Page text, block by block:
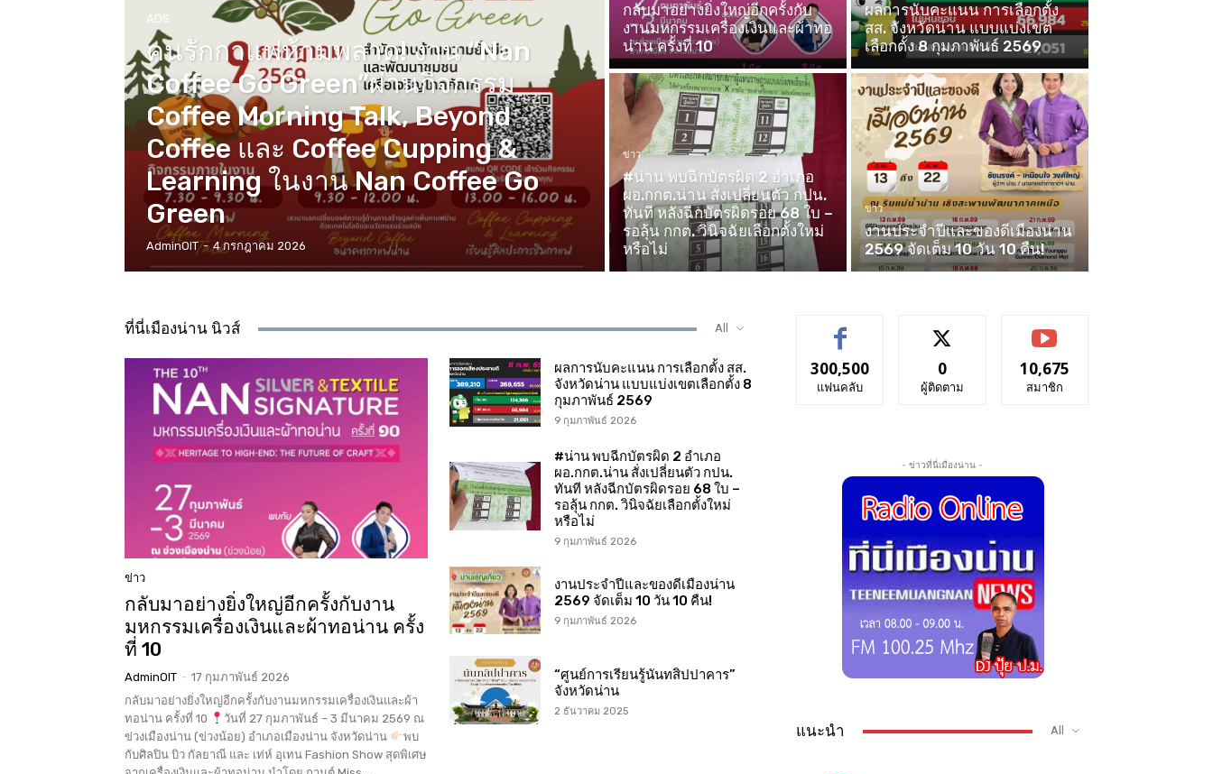
ADS
คนรักกาแฟห้ามพลาด! งาน “Nan
Coffee Go Green”ผ่านกิจกรรม
Coffee Morning Talk, Beyond
Coffee และ Coffee Cupping &
Learning ในงาน Nan Coffee Go
Green
AdminOIT - 4 กรกฎาคม 2026
กลับมาอย่างยิ่งใหญ่อีกครั้งกับ
งานมหกรรมเครื่องเงินและผ้าทอ
น่าน ครั้งที่ 10
ผลการนับคะแนน การเลือกตั้ง
สส. จังหวัดน่าน แบบแบ่งเขต
เลือกตั้ง 8 กุมภาพันธ์ 2569
ข่าว
#น่าน พบฉีกบัตรผิด 2 อำเภอ
ผอ.กกต.น่าน สั่งเปลี่ยนตัว กปน.
ทันที หลังฉีกบัตรผิดรอย 68 ใบ –
รอลุ้น กกต. วินิจฉัยเลือกตั้งใหม่
หรือไม่
ข่าว
งานประจำปีและของดีเมืองน่าน
2569 จัดเต็ม 10 วัน 10 คืน!
ที่นี่เมืองน่าน นิวส์ All
ข่าว
กลับมาอย่างยิ่งใหญ่อีกครั้งกับงาน
มหกรรมเครื่องเงินและผ้าทอน่าน ครั้ง
ที่ 10
AdminOIT - 17 กุมภาพันธ์ 2026
กลับมาอย่างยิ่งใหญ่อีกครั้งกับงานมหกรรมเครื่องเงินและผ้า
ทอน่าน ครั้งที่ 10
วันที่ 27 กุมภาพันธ์ – 3 มีนาคม 2569 ณ
ข่วงเมืองน่าน (ข่วงน้อย) อำเภอเมืองน่าน จังหวัดน่าน
พบ
กับศิลปิน บิว กัลยาณี และ เท่ห์ อุเทน Fashion Show สุดพิเศษ
ผลการนับคะแนน การเลือกตั้ง สส.
จังหวัดน่าน แบบแบ่งเขตเลือกตั้ง 8
กุมภาพันธ์ 2569
9 กุมภาพันธ์ 2026
#น่าน พบฉีกบัตรผิด 2 อำเภอ
ผอ.กกต.น่าน สั่งเปลี่ยนตัว กปน.
ทันที หลังฉีกบัตรผิดรอย 68 ใบ –
รอลุ้น กกต. วินิจฉัยเลือกตั้งใหม่
หรือไม่
9 กุมภาพันธ์ 2026
งานประจำปีและของดีเมืองน่าน
2569 จัดเต็ม 10 วัน 10 คืน!
9 กุมภาพันธ์ 2026
“ศูนย์การเรียนรู้นันทสิปปาคาร”
จังหวัดน่าน
2 ธันวาคม 2025
300,500
แฟนคลับ
0
ผู้ติดตาม
10,675
สมาชิก
- ข่าวที่นี่เมืองน่าน -
แนะนำ All